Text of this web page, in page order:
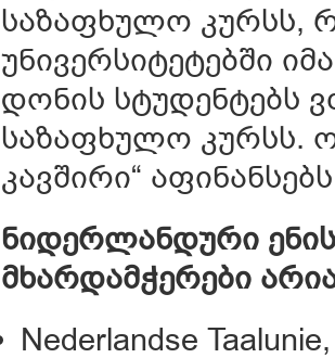
საზაფხულო კურსს,
უნივერსიტეტებში
დონის სტუდენტებს
საზაფხულო კურსს.
კავშირი“
ნიდერლანდური ენის
მხარდამჭერები
Nederlandse